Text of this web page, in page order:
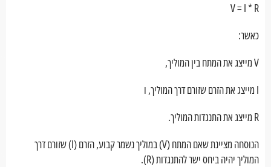
V = I * R
כאשר:
V מייצג את המתח בין המוליך,
I מייצג את הזרם שזורם דרך המוליך, ו
R מייצג את התנגדות המוליך.
הנוסחה מציינת שאם המתח (V) במוליך נשמר קבוע, הזרם (I) שזורם דרך
המוליך יהיה ביחס ישר להתנגדות (R).